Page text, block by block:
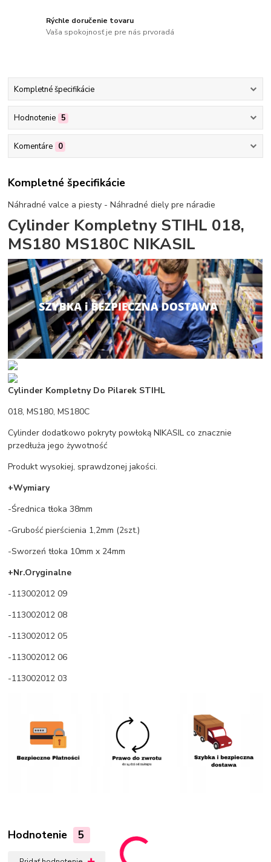
Rýchle doručenie tovaru
Vaša spokojnosť je pre nás prvoradá
Kompletné špecifikácie
Hodnotenie 5
Komentáre 0
Kompletné špecifikácie
Náhradné valce a piesty - Náhradné diely pre náradie
Cylinder Kompletny STIHL 018,
MS180 MS180C NIKASIL
Cylinder Kompletny Do Pilarek STIHL
018, MS180, MS180C
Cylinder dodatkowo pokryty powłoką NIKASIL co znacznie
przedłuża jego żywotność
Produkt wysokiej, sprawdzonej jakości.
+Wymiary
-Średnica tłoka 38mm
-Grubość pierścienia 1,2mm (2szt.)
-Sworzeń tłoka 10mm x 24mm
+Nr.Oryginalne
-113002012 09
-113002012 08
-113002012 05
-113002012 06
-113002012 03
Hodnotenie 5